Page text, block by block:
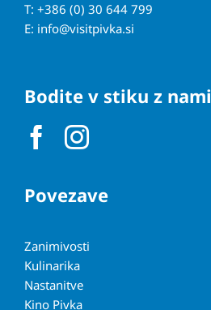
T: +386 (0) 30 644 799
E: info@visitpivka.si
Bodite v stiku z nami
Povezave
Zanimivosti
Kulinarika
Nastanitve
Kino Pivka